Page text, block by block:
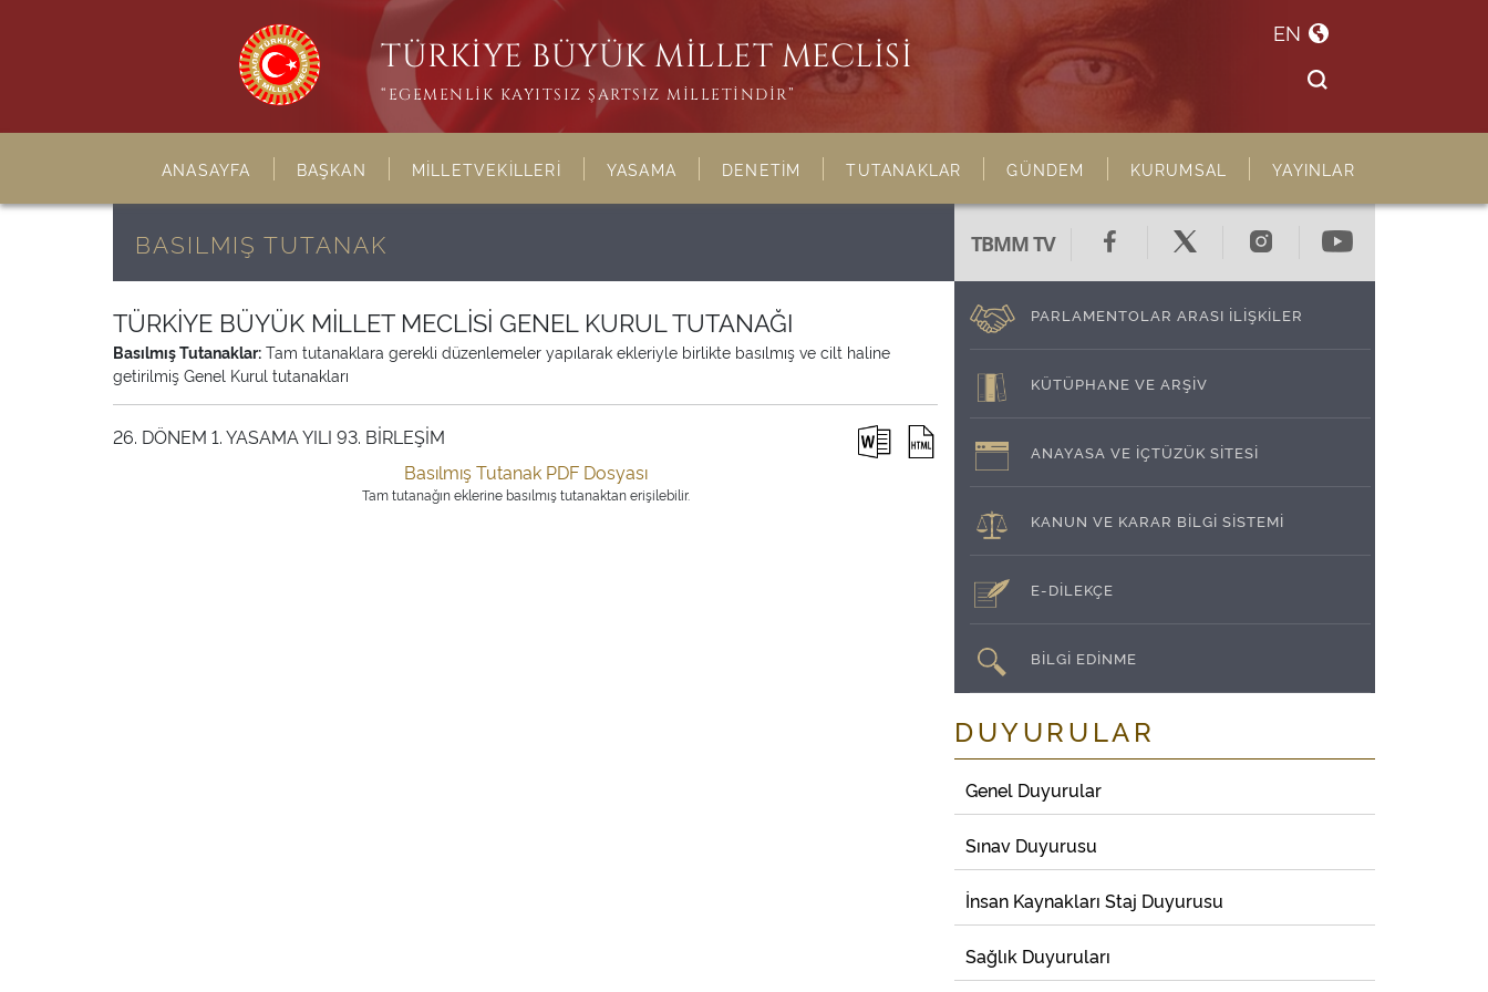
TÜRKİYE BÜYÜK MİLLET MECLİSİ
“EGEMENLİK KAYITSIZ ŞARTSIZ MİLLETİNDİR”
EN
ANASAYFA BAŞKAN MİLLETVEKİLLERİ YASAMA DENETİM TUTANAKLAR GÜNDEM KURUMSAL YAYINLAR
BASILMIŞ TUTANAK
TÜRKİYE BÜYÜK MİLLET MECLİSİ GENEL KURUL TUTANAĞI
Basılmış Tutanaklar: Tam tutanaklara gerekli düzenlemeler yapılarak ekleriyle birlikte basılmış ve cilt haline
getirilmiş Genel Kurul tutanakları
26. DÖNEM 1. YASAMA YILI 93. BİRLEŞİM
Basılmış Tutanak PDF Dosyası
Tam tutanağın eklerine basılmış tutanaktan erişilebilir.
TBMM TV
PARLAMENTOLAR ARASI İLİŞKİLER
KÜTÜPHANE VE ARŞİV
ANAYASA VE İÇTÜZÜK SİTESİ
KANUN VE KARAR BİLGİ SİSTEMİ
E-DİLEKÇE
BİLGİ EDİNME
DUYURULAR
Genel Duyurular
Sınav Duyurusu
İnsan Kaynakları Staj Duyurusu
Sağlık Duyuruları